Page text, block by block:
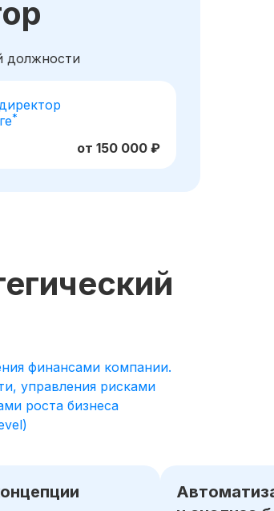
должности
*
от 150 000 ₽
финансами компании.
управления рисками
роста бизнеса